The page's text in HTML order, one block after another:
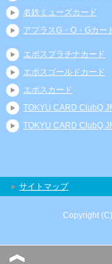
名鉄ミューズカード
アプラスG・O・Gカー
エポスプラチナカード
エポスゴールドカード
エポスカード
TOKYU CARD ClubQ
TOKYU CARD ClubQ
サイトマップ
Copyright